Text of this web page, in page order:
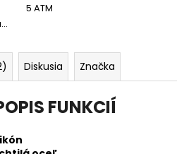
5 ATM
Diskusia Značka
FUNKCIÍ